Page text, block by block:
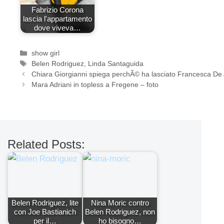
Fabrizio Corona
lascia l'appartamento
dove viveva…
Categorie
show girl
Tag
Belen Rodriguez, Linda Santaguida
Chiara Giorgianni spiega perchÃ© ha lasciato Francesca De
Mara Adriani in topless a Fregene – foto
Related Posts:
Belen Rodriguez, lite
con Joe Bastianich
per il…
Nina Moric contro
Belen Rodriguez, non
ho bisogno…